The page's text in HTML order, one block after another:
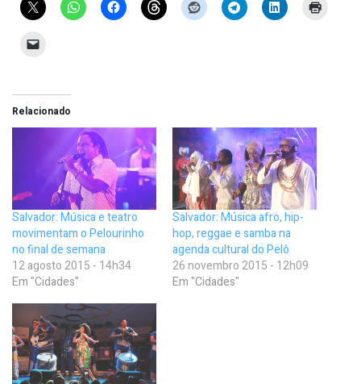
Relacionado
Salvador: Música e teatro
movimentam o Pelourinho
no final de semana
12 agosto 2015 - 14h34
Em "Cidades"
Salvador: Música afro, hip-
hop, reggae e samba na
agenda cultural do Pelô
26 novembro 2015 - 12h09
Em "Cidades"